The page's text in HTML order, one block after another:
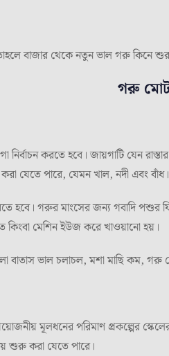
থেকে নতুন ভাল গরু কিনে শুরু
গরু
করতে হবে। জায়গাটি যেন
যেতে পারে, যেমন খাল, নদী এবং
গরুর মাংসের জন্য গবাদি পশুর
মেশিন ইউজ করে খাওয়ানো হয়।
বাতাস ভাল চলাচল, মশা মাছি কম,
মূলধনের পরিমাণ প্রকল্পের
শুরু করা যেতে পারে।